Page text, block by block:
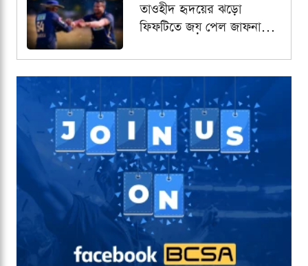
তাওহীদ হৃদয়ের ঝড়ো
ফিফটিতে জয় পেল জাফনা